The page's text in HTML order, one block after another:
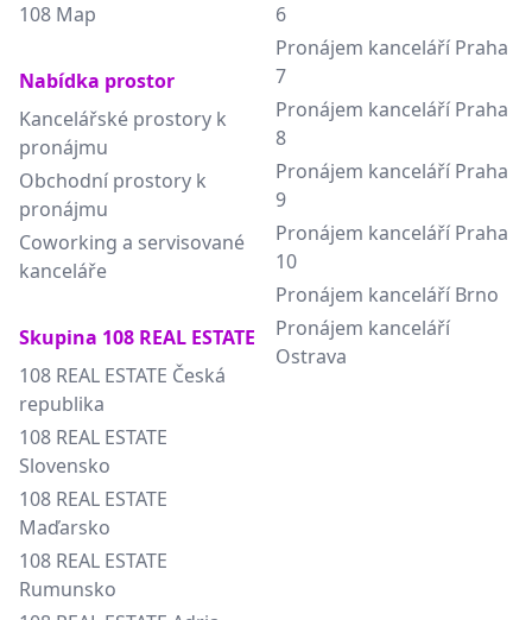
108 Map
Nabídka prostor
Kancelářské prostory k
pronájmu
Obchodní prostory k
pronájmu
Coworking a servisované
kanceláře
Skupina 108 REAL ESTATE
108 REAL ESTATE Česká
republika
108 REAL ESTATE
Slovensko
108 REAL ESTATE
Maďarsko
108 REAL ESTATE
Rumunsko
6
Pronájem kanceláří Praha
7
Pronájem kanceláří Praha
8
Pronájem kanceláří Praha
9
Pronájem kanceláří Praha
10
Pronájem kanceláří Brno
Pronájem kanceláří
Ostrava